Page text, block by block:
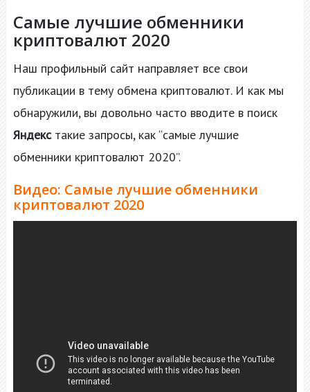
Самые лучшие обменники
криптовалют 2020
Наш профильный сайт направляет все свои
публикации в тему обмена криптовалют. И как мы
обнаружили, вы довольно часто вводите в поиск
Яндекс такие запросы, как “самые лучшие
обменники криптовалют 2020”.
Видео: Самые лучшие обменники
криптовалют 2020